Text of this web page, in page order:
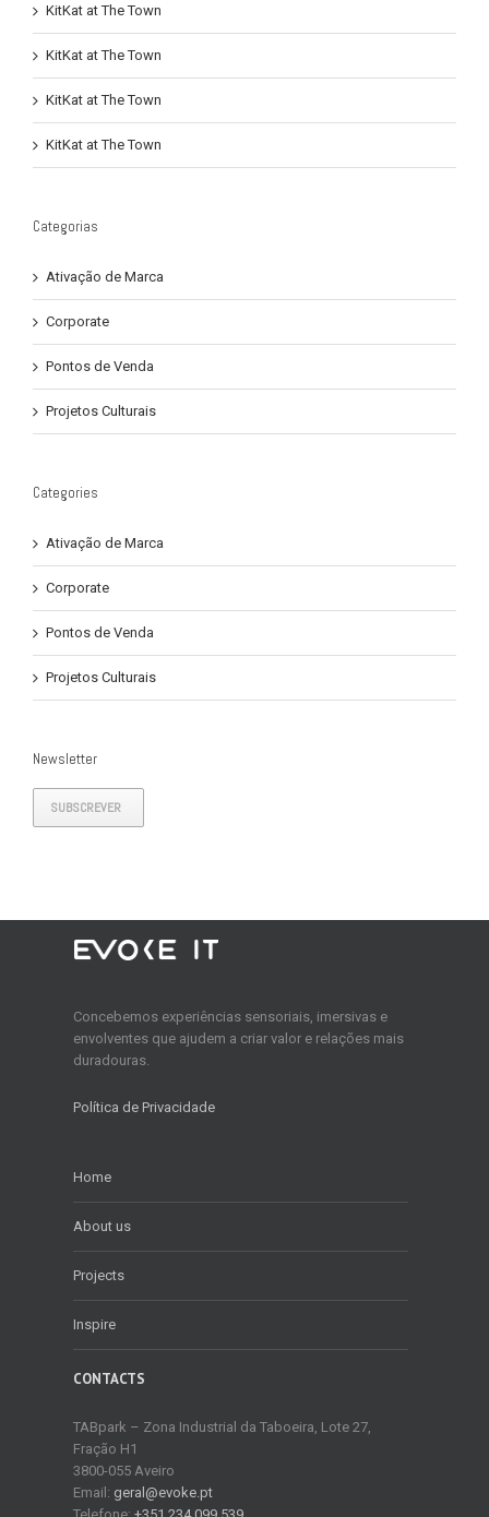
KitKat at The Town
KitKat at The Town
KitKat at The Town
KitKat at The Town
Categorias
Ativação de Marca
Corporate
Pontos de Venda
Projetos Culturais
Categories
Ativação de Marca
Corporate
Pontos de Venda
Projetos Culturais
Newsletter
SUBSCREVER
Concebemos experiências sensoriais, imersivas e
envolventes que ajudem a criar valor e relações mais
duradouras.
Política de Privacidade
Home
About us
Projects
Inspire
CONTACTS
TABpark – Zona Industrial da Taboeira, Lote 27,
Fração H1
3800-055 Aveiro
Email: geral@evoke.pt